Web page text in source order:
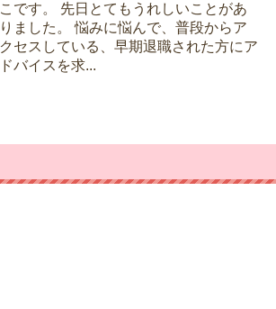
こです。 先日とてもうれしいことがあ
りました。 悩みに悩んで、普段からア
クセスしている、早期退職された方にア
ドバイスを求...